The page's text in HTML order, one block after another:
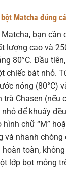
Matcha đúng
bạn cần
lượng cao và
80°C. Đầu
chiếc bát nhỏ.
nóng (80°C)
trà Chasen (nếu
để khuấy
chữ “M”
và nhanh chóng
toàn,
lớp bọt mỏng